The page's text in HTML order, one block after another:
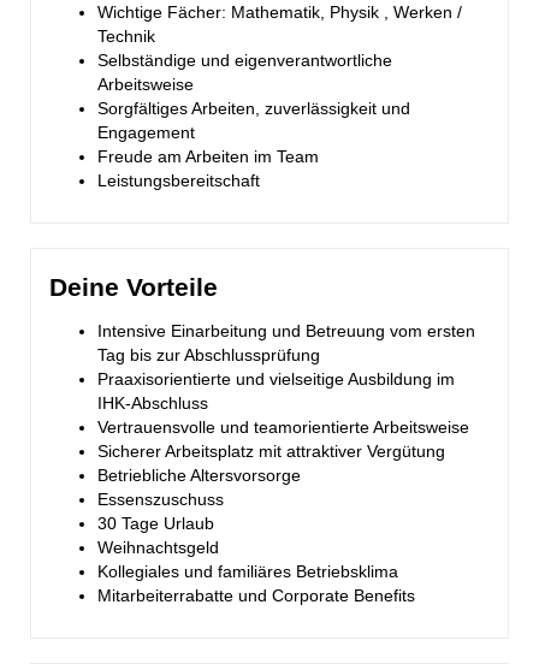
Wichtige Fächer: Mathematik, Physik , Werken /
Technik
Selbständige und eigenverantwortliche
Arbeitsweise
Sorgfältiges Arbeiten, zuverlässigkeit und
Engagement
Freude am Arbeiten im Team
Leistungsbereitschaft
Deine Vorteile
Intensive Einarbeitung und Betreuung vom ersten
Tag bis zur Abschlussprüfung
Praaxisorientierte und vielseitige Ausbildung im
IHK-Abschluss
Vertrauensvolle und teamorientierte Arbeitsweise
Sicherer Arbeitsplatz mit attraktiver Vergütung
Betriebliche Altersvorsorge
Essenszuschuss
30 Tage Urlaub
Weihnachtsgeld
Kollegiales und familiäres Betriebsklima
Mitarbeiterrabatte und Corporate Benefits